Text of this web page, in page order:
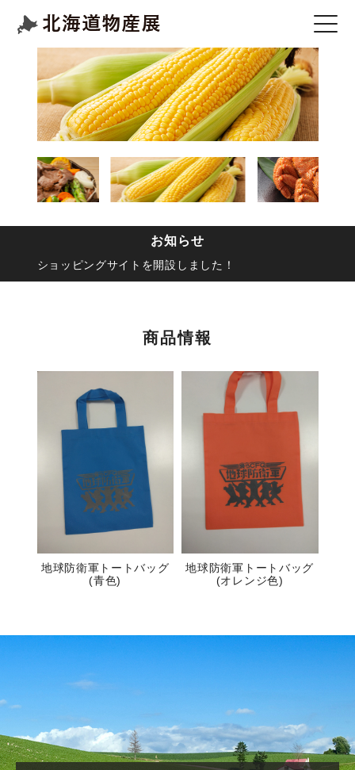
お知らせ
ショッピングサイトを開設しました！
商品情報
地球防衛軍トートバッグ
(青色)
地球防衛軍トートバッグ
(オレンジ色)